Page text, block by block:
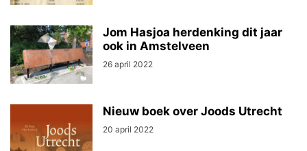
Jom Hasjoa herdenking dit jaar
ook in Amstelveen
26 april 2022
Nieuw boek over Joods Utrecht
20 april 2022